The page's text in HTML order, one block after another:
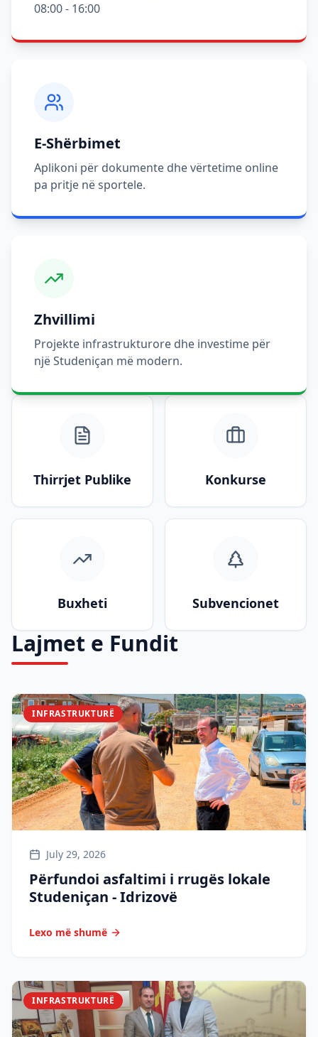
08:00 - 16:00
E-Shërbimet
Aplikoni për dokumente dhe vërtetime online
pa pritje në sportele.
Zhvillimi
Projekte infrastrukturore dhe investime për
një Studeniçan më modern.
Thirrjet Publike Konkurse
Buxheti Subvencionet
Lajmet e Fundit
INFRASTRUKTURË
July 29, 2026
Përfundoi asfaltimi i rrugës lokale
Studeniçan - Idrizovë
Lexo më shumë
INFRASTRUKTURË